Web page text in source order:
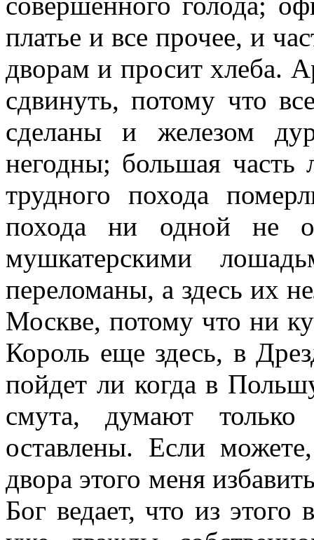
платье и все прочее, и
дворам и просит хлеба.
сдвинуть, потому что
сделаны и железом
негодны; большая часть
трудного похода
похода ни одной не
мушкатерскими
переломаны, а здесь их
Москве, потому что ни
Король еще здесь, в
пойдет ли когда в
смута, думают
оставлены. Если
двора этого меня
Бог ведает, что из этого